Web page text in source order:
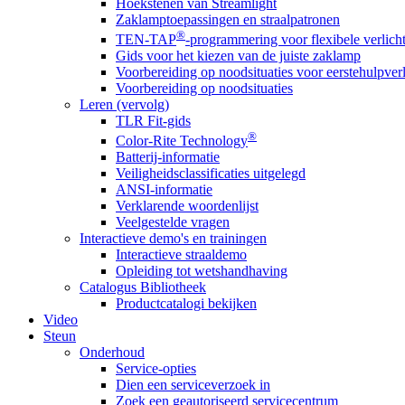
Zaklamptoepassingen en straalpatronen
TEN-TAP®-programmering voor flexibele
Gids voor het kiezen van de juiste zaklamp
Voorbereiding op noodsituaties voor
Voorbereiding op noodsituaties
Leren (vervolg)
TLR Fit-gids
Color-Rite Technology®
Batterij-informatie
Veiligheidsclassificaties uitgelegd
ANSI-informatie
Verklarende woordenlijst
Veelgestelde vragen
Interactieve demo's en trainingen
Interactieve straaldemo
Opleiding tot wetshandhaving
Catalogus Bibliotheek
Productcatalogi bekijken
Video
Steun
Onderhoud
Service-opties
Dien een serviceverzoek in
Zoek een geautoriseerd servicecentrum